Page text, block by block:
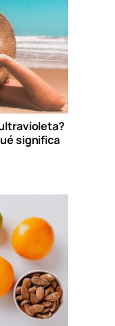
significa